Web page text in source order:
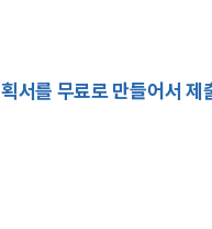
서를 무료로 만들어서 제